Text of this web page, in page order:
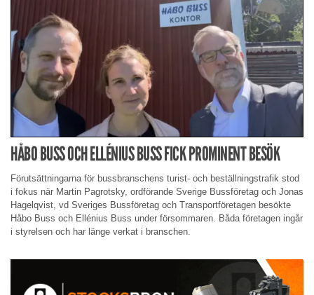
HÅBO BUSS OCH ELLÉNIUS BUSS FICK PROMINENT BESÖK
Förutsättningarna för bussbranschens turist- och beställningstrafik stod
i fokus när Martin Pagrotsky, ordförande Sverige Bussföretag och Jonas
Hagelqvist, vd Sveriges Bussföretag och Transportföretagen besökte
Håbo Buss och Ellénius Buss under försommaren. Båda företagen ingår
i styrelsen och har länge verkat i branschen.